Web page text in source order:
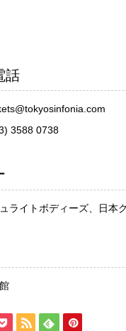
話
3588 0738
ライトボディーズ、日本